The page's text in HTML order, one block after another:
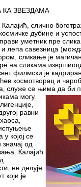
КА ЗВЕЗДАМА
Калајић, слично
дубине и
уметник пре
лепа савезница
сликање је
на сликама
филмски је
космотворац и
служе се њима да би
могу
равни
којој се
од
Калајић
не делује
који је